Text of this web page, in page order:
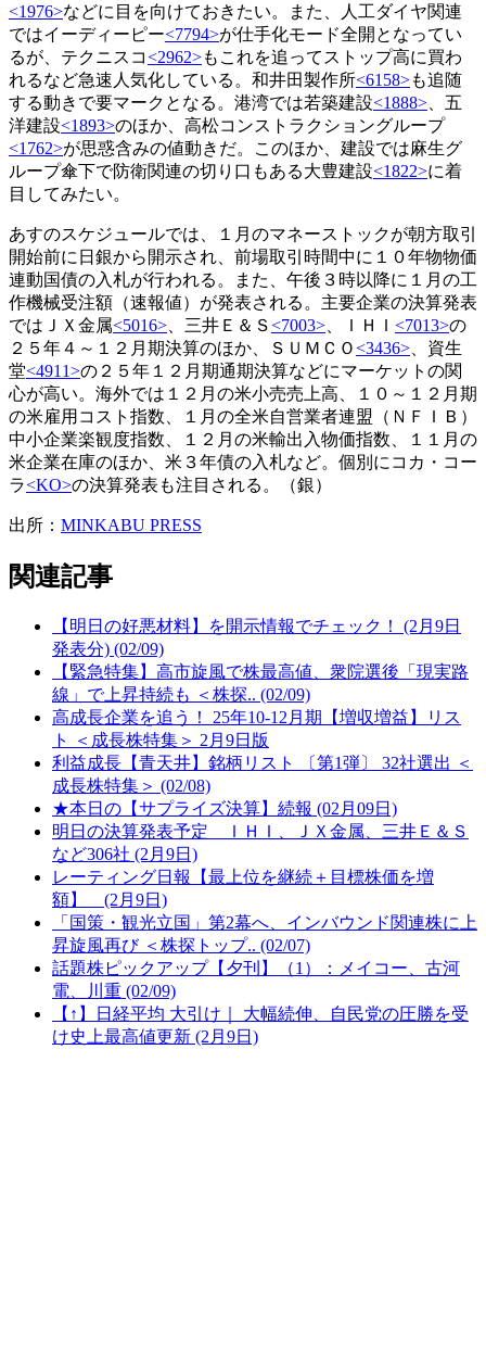
<1976>などに目を向けておきたい。また、人工ダイヤ関連
ではイーディーピー<7794>が仕手化モード全開となってい
るが、テクニスコ<2962>もこれを追ってストップ高に買わ
れるなど急速人気化している。和井田製作所<6158>も追随
する動きで要マークとなる。港湾では若築建設<1888> 、五
洋建設<1893>のほか、高松コンストラクショングループ
<1762>が思惑含みの値動きだ。このほか、建設では麻生グ
ループ傘下で防衛関連の切り口もある大豊建設<1822>に着
目してみたい。
あすのスケジュールでは、１月のマネーストックが朝方取引
開始前に日銀から開示され、前場取引時間中に１０年物物価
連動国債の入札が行われる。また、午後３時以降に１月の工
作機械受注額（速報値）が発表される。主要企業の決算発表
ではＪＸ金属<5016> 、三井Ｅ＆Ｓ<7003> 、ＩＨＩ <7013>の
２５年４～１２月期決算のほか、ＳＵＭＣＯ<3436> 、資生
堂<4911>の２５年１２月期通期決算などにマーケットの関
心が高い。海外では１２月の米小売売上高、１０～１２月期
の米雇用コスト指数、１月の全米自営業者連盟（ＮＦＩＢ）
中小企業楽観度指数、１２月の米輸出入物価指数、１１月の
米企業在庫のほか、米３年債の入札など。個別にコカ・コー
ラ<KO>の決算発表も注目される。（銀）
出所： MINKABU PRESS
関連記事
【明日の好悪材料】を開示情報でチェック！ (2月9日
発表分) (02/09)
【緊急特集】高市旋風で株最高値、衆院選後「現実路
線」で上昇持続も ＜株探.. (02/09)
高成長企業を追う！ 25年10-12月期【増収増益】リス
ト ＜成長株特集＞ 2月9日版
利益成長【青天井】銘柄リスト 〔第1弾〕 32社選出 ＜
成長株特集＞ (02/08)
★本日の【サプライズ決算】続報 (02月09日)
明日の決算発表予定 ＩＨＩ、ＪＸ金属、三井Ｅ＆Ｓ
など306社 (2月9日)
レーティング日報【最上位を継続＋目標株価を増
額】 (2月9日)
「国策・観光立国」第2幕へ、インバウンド関連株に上
昇旋風再び ＜株探トップ.. (02/07)
話題株ピックアップ【夕刊】（1）：メイコー、古河
電、川重 (02/09)
【↑】日経平均 大引け｜ 大幅続伸、自民党の圧勝を受
け史上最高値更新 (2月9日)